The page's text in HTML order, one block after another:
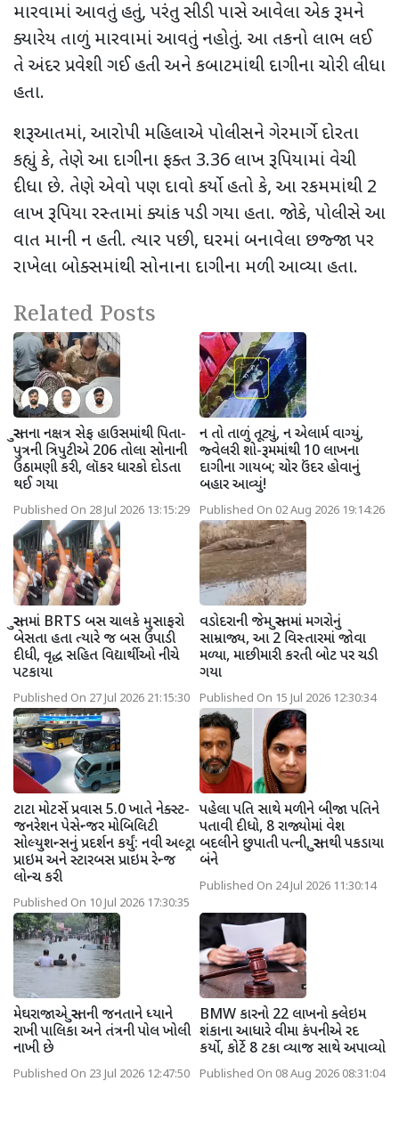
મારવામાં આવતું હતું, પરંતુ સીડી પાસે આવેલા એક રૂમને
ક્યારેય તાળું મારવામાં આવતું નહોતું. આ તકનો લાભ લઈ
તે અંદર પ્રવેશી ગઈ હતી અને કબાટમાંથી દાગીના ચોરી લીધા
હતા.
શરૂઆતમાં, આરોપી મહિલાએ પોલીસને ગેરમાર્ગે દોરતા
કહ્યું કે, તેણે આ દાગીના ફક્ત 3.36 લાખ રૂપિયામાં વેચી
દીધા છે. તેણે એવો પણ દાવો કર્યો હતો કે, આ રકમમાંથી 2
લાખ રૂપિયા રસ્તામાં ક્યાંક પડી ગયા હતા. જોકે, પોલીસે આ
વાત માની ન હતી. ત્યાર પછી, ઘરમાં બનાવેલા છજ્જા પર
રાખેલા બોક્સમાંથી સોનાના દાગીના મળી આવ્યા હતા.
Related Posts
સુરતના નક્ષત્ર સેફ હાઉસમાંથી પિતા-
પુત્રની ત્રિપુટીએ 206 તોલા સોનાની
ઉઠામણી કરી, લૉકર ધારકો દોડતા
થઈ ગયા
Published On 28 Jul 2026 13:15:29
ન તો તાળું તૂટ્યું, ન એલાર્મ વાગ્યું,
જ્વેલરી શો-રૂમમાંથી 10 લાખના
દાગીના ગાયબ; ચોર ઉંદર હોવાનું
બહાર આવ્યું!
Published On 02 Aug 2026 19:14:26
સુરતમાં BRTS બસ ચાલકે મુસાફરો
બેસતા હતા ત્યારે જ બસ ઉપાડી
દીધી, વૃદ્ધ સહિત વિદ્યાર્થીઓ નીચે
પટકાયા
Published On 27 Jul 2026 21:15:30
વડોદરાની જેમ સુરતમાં મગરોનું
સામ્રાજ્ય, આ 2 વિસ્તારમાં જોવા
મળ્યા, માછીમારી કરતી બોટ પર ચડી
ગયા
Published On 15 Jul 2026 12:30:34
ટાટા મોટર્સે પ્રવાસ 5.0 ખાતે નેક્સ્ટ-
જનરેશન પેસેન્જર મોબિલિટી
સોલ્યુશન્સનું પ્રદર્શન કર્યું: નવી અલ્ટ્રા
પ્રાઇમ અને સ્ટારબસ પ્રાઇમ રેન્જ
લોન્ચ કરી
Published On 10 Jul 2026 17:30:35
પહેલા પતિ સાથે મળીને બીજા પતિને
પતાવી દીધો, 8 રાજ્યોમાં વેશ
બદલીને છુપાતી પત્ની, સુરતથી પકડાયા
બંને
Published On 24 Jul 2026 11:30:14
મેઘરાજાએ સુરતની જનતાને ધ્યાને
રાખી પાલિકા અને તંત્રની પોલ ખોલી
નાખી છે
Published On 23 Jul 2026 12:47:50
BMW કારનો 22 લાખનો ક્લેઇમ
શંકાના આધારે વીમા કંપનીએ રદ
કર્યો, કોર્ટે 8 ટકા વ્યાજ સાથે અપાવ્યો
Published On 08 Aug 2026 08:31:04